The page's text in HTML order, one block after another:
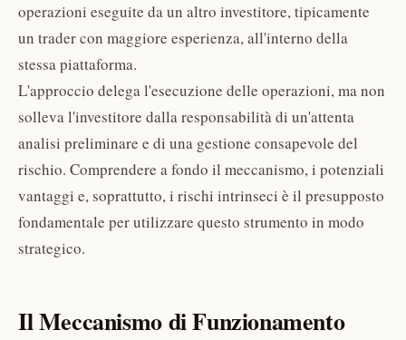
operazioni eseguite da un altro investitore, tipicamente
un trader con maggiore esperienza, all'interno della
stessa piattaforma.
L'approccio delega l'esecuzione delle operazioni, ma non
solleva l'investitore dalla responsabilità di un'attenta
analisi preliminare e di una gestione consapevole del
rischio. Comprendere a fondo il meccanismo, i potenziali
vantaggi e, soprattutto, i rischi intrinseci è il presupposto
fondamentale per utilizzare questo strumento in modo
strategico.
Il Meccanismo di Funzionamento